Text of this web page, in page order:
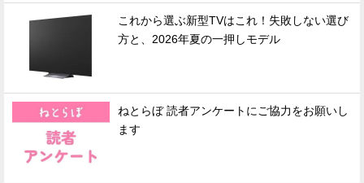
これから選ぶ新型TVはこれ！失敗しない選び
方と、2026年夏の一押しモデル
ねとらぼ 読者アンケートにご協力をお願いし
ます